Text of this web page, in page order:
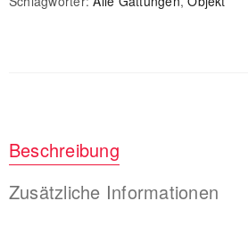
Beschreibung
Zusätzliche Informationen